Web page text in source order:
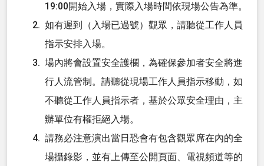
19:00開始入場，實際入場時間依現場公告為準。
如有遲到（入場已過號）觀眾，請聽從工作人員
指示安排入場。
場內將會設置安全護欄，為確保參加者安全將進
行人流管制。請聽從現場工作人員指示移動，如
不聽從工作人員指示者，基於公眾安全理由，主
辦單位有權拒絕入場。
請務必注意演出當日恐會有包含觀眾席在內的全
場攝錄影，並有上傳至公開頁面、電視頻道等的